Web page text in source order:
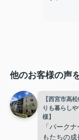
他のお客様の声
【西宮市高
りも暮らし
様】
「パーク
もたちの